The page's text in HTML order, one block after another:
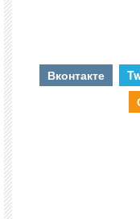
Вконтакте